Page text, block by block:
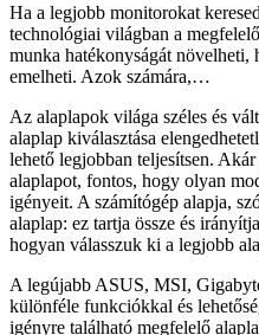
Ha a legjobb monitorokat
technológiai világban a
munka hatékonyságát növelheti,
emelheti. Azok számára,…
Az alaplapok világa széles és
alaplap kiválasztása
lehető legjobban teljesítsen.
alaplapot, fontos, hogy olyan
igényeit. A számítógép alapja,
alaplap: ez tartja össze és
hogyan válasszuk ki a legjobb
A legújabb ASUS, MSI,
különféle funkciókkal és
igényre található megfelelő